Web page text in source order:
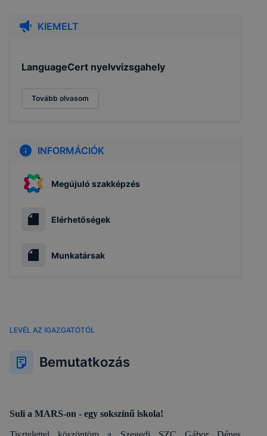
KIEMELT
LanguageCert nyelvvizsgahely
Tovább olvasom
INFORMÁCIÓK
Megújuló szakképzés
Elérhetőségek
Munkatársak
LEVÉL AZ IGAZGATÓTÓL
Bemutatkozás
Suli a MARS-on - egy sokszínű iskola!